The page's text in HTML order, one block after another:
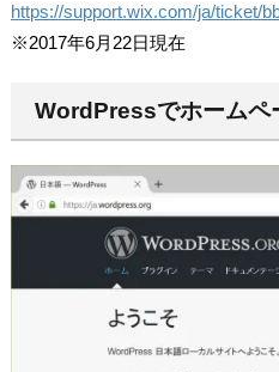
https://support.wix.com/ja/ticket/
※2017年6月22日現在
WordPressでホームペ